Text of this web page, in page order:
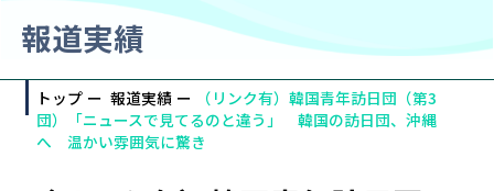
報道実績
トップ 報道実績
（リンク有）韓国青年訪日団（第3
団）「ニュースで見てるのと違う」 韓国の訪日団、沖縄
へ 温かい雰囲気に驚き